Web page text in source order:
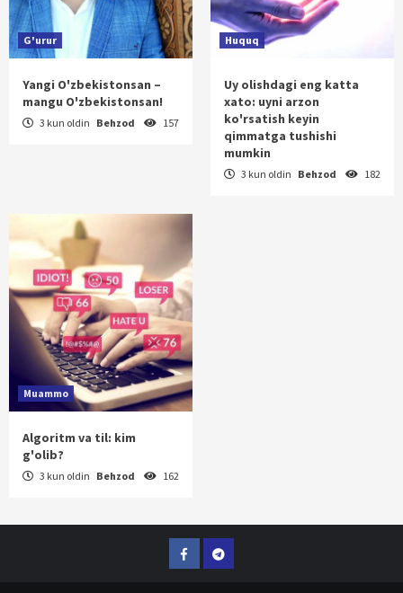
G'urur
Yangi O'zbekistonsan –
mangu O'zbekistonsan!
3 kun oldin Behzod 157
Huquq
Uy olishdagi eng katta
xato: uyni arzon
ko'rsatish keyin
qimmatga tushishi
mumkin
3 kun oldin Behzod 182
Muammo
Algoritm va til: kim
g'olib?
3 kun oldin Behzod 162
FacebookTelegram